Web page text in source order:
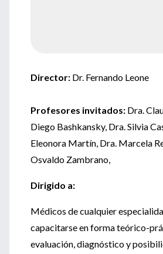
Director: Dr. Fernando Leone
Profesores invitados: Dra.
Diego Bashkansky, Dra. Silvia
Eleonora Martín, Dra. Marcela
Osvaldo Zambrano,
Dirigido a:
Médicos de cualquier
capacitarse en forma teórico-
evaluación, diagnóstico y